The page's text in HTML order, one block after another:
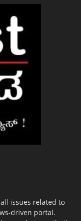
issues related to
driven portal.